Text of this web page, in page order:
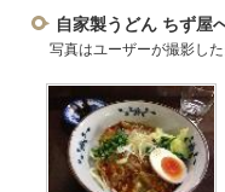
自家製うどん ちず屋
写真はユーザーが撮影し